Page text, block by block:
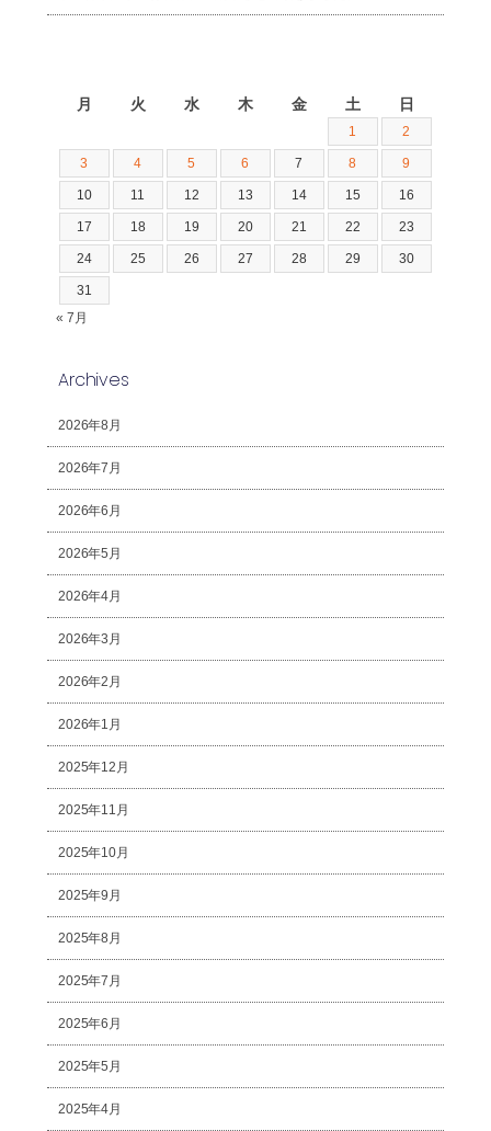
月 火 水 木 金 土 日
1 2
3 4 5 6 7 8 9
10 11 12 13 14 15 16
17 18 19 20 21 22 23
24 25 26 27 28 29 30
31
« 7月
Archives
2026年8月
2026年7月
2026年6月
2026年5月
2026年4月
2026年3月
2026年2月
2026年1月
2025年12月
2025年11月
2025年10月
2025年9月
2025年8月
2025年7月
2025年6月
2025年5月
2025年4月